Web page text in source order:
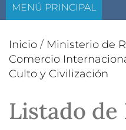
MENÚ PRINCIPAL
Inicio / Ministerio de
Comercio
Culto y Civilización
Listado de